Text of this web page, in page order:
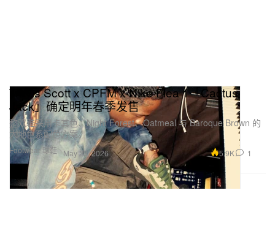
Footwear 球鞋
Travis Scott x CPFM x Nike Flea 1「Cactus
Jack」确定明年春季发售
整双鞋采用卡其色、Night Forest、Oatmeal 与 Baroque Brown 的
大地色系配色方案。
May 23, 2026 5.9K 1